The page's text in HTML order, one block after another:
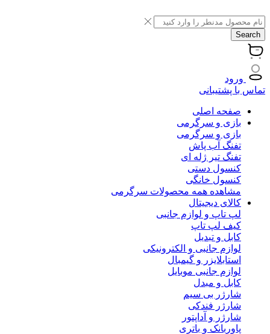
Search
ورود
تماس با پشتیبانی
صفحه اصلی
بازی و سرگرمی
بازی و سرگرمی
تفنگ آب پاش
تفنگ تیر ژله ای
کنسول دستی
کنسول خانگی
مشاهده همه محصولات سرگرمی
کالای دیجیتال
لپ تاپ و لوازم جانبی
کیف لپ تاپ
کابل و تبدیل
لوازم جانبی و الکترونیکی
استابلایزر و گیمبال
لوازم جانبی موبایل
کابل و مبدل
شارژر بی سیم
شارژر فندکی
شارژر و آداپتور
پاوربانک و باتری